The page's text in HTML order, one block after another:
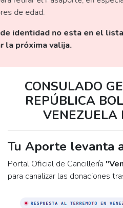
la igualdad jurídica de los
de la fuerza.
Tal agresión amenaza la
internacional,
el Caribe, y pone en grave
CONSULADO
REPÚBLICA
VENEZUELA
Tu Aporte levanta
Portal Oficial de Cancillería
para canalizar las donaciones